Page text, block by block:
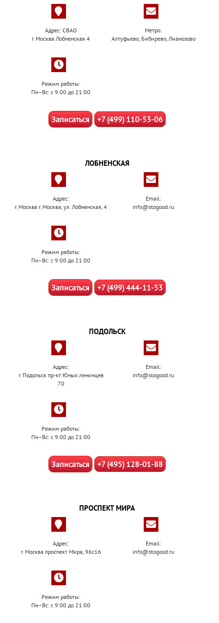
Адрес: СВАО
г. Москва Лобненская 4
Метро:
Алтуфьево, Бибирево, Лианозово
Режим работы:
Пн–Вс: с 9:00 до 21:00
Записаться +7 (499) 110-53-06
ЛОБНЕНСКАЯ
Адрес:
г. Москва г. Москва, ул. Лобненская, 4
Email:
info@stogood.ru
Режим работы:
Пн–Вс: с 9:00 до 21:00
Записаться +7 (499) 444-11-53
ПОДОЛЬСК
Адрес:
г. Подольск пр-кт Юных ленинцев
70
Email:
info@stogood.ru
Режим работы:
Пн–Вс: с 9:00 до 21:00
Записаться +7 (495) 128-01-88
ПРОСПЕКТ МИРА
Адрес:
г. Москва проспект Мира, 96с16
Email:
info@stogood.ru
Режим работы:
Пн–Вс: с 9:00 до 21:00